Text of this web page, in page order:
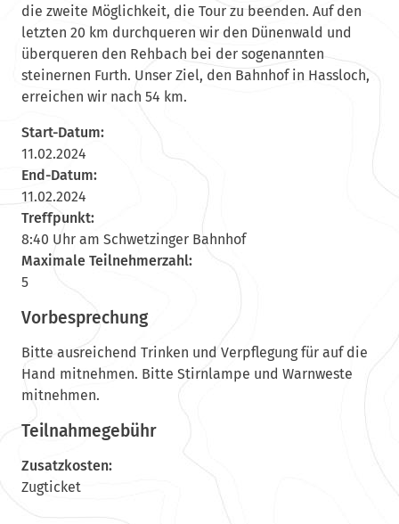
die zweite Möglichkeit, die Tour zu beenden. Auf den
letzten 20 km durchqueren wir den Dünenwald und
überqueren den Rehbach bei der sogenannten
steinernen Furth. Unser Ziel, den Bahnhof in Hassloch,
erreichen wir nach 54 km.
Start-Datum:
11.02.2024
End-Datum:
11.02.2024
Treffpunkt:
8:40 Uhr am Schwetzinger Bahnhof
Maximale Teilnehmerzahl:
5
Vorbesprechung
Bitte ausreichend Trinken und Verpflegung für auf die
Hand mitnehmen. Bitte Stirnlampe und Warnweste
mitnehmen.
Teilnahmegebühr
Zusatzkosten:
Zugticket